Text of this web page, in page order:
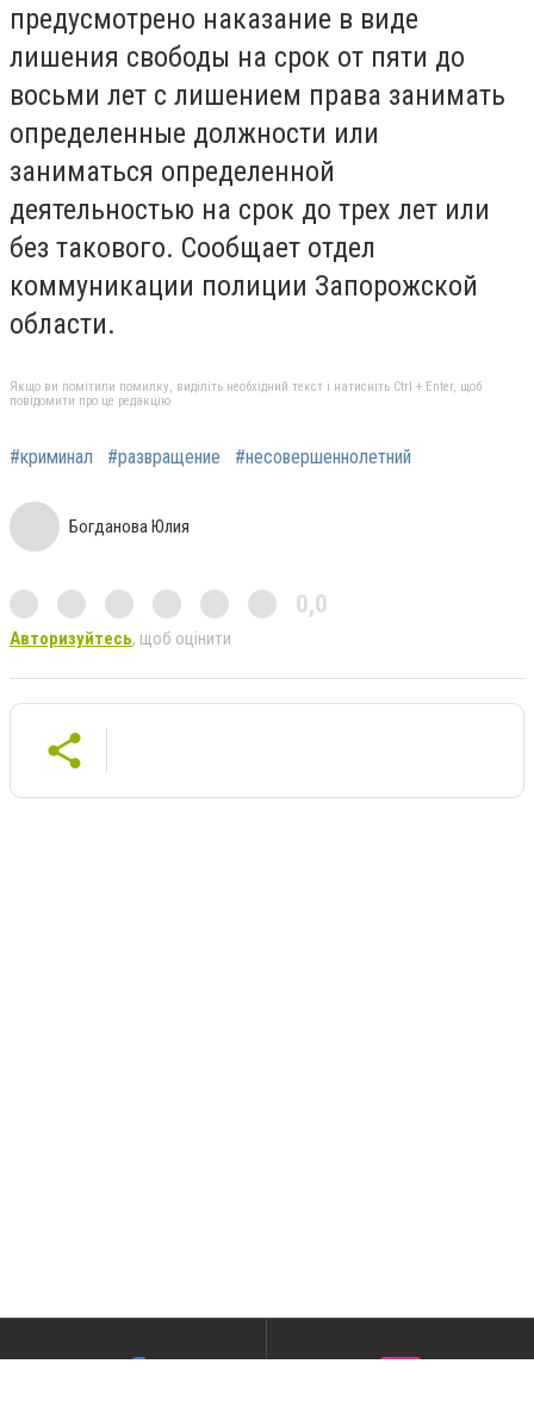
предусмотрено наказание в виде
лишения свободы на срок от пяти до
восьми лет с лишением права занимать
определенные должности или
заниматься определенной
деятельностью на срок до трех лет или
без такового. Сообщает отдел
коммуникации полиции Запорожской
области.
Якщо ви помітили помилку, виділіть необхідний текст і натисніть Ctrl + Enter, щоб
повідомити про це редакцію
#криминал #развращение #несовершеннолетний
Богданова Юлия
0,0
Авторизуйтесь, щоб оцінити